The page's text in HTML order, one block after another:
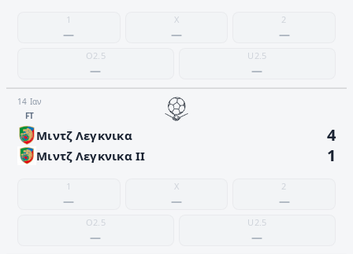
1
—
X
—
2
—
O2.5
—
U2.5
—
14 Ιαν
FΤ
Μιντζ Λεγκνικα 4
Μιντζ Λεγκνικα II 1
1
—
X
—
2
—
O2.5
—
U2.5
—